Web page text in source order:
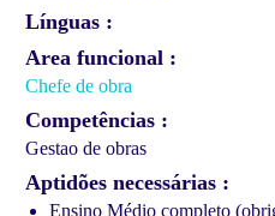
Línguas
Area funcional
Chefe de obra
Competências
Gestao de obras
Aptidões necessárias
Ensino Médio completo